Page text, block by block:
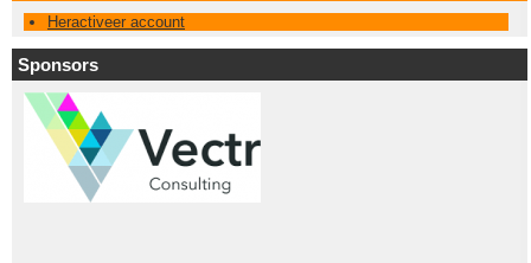
Heractiveer account
Sponsors